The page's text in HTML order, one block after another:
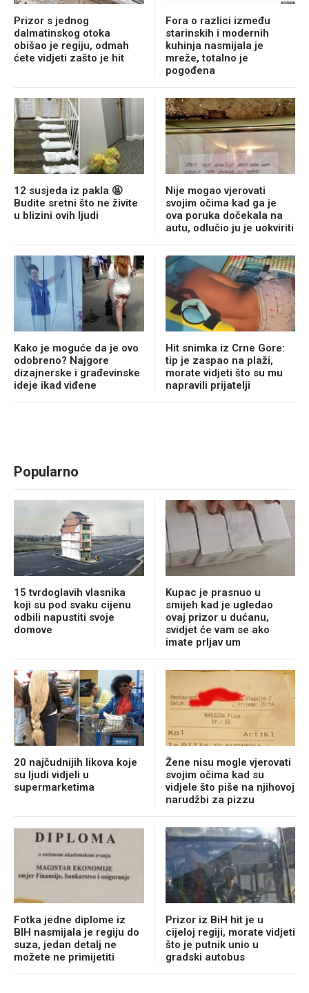
Prizor s jednog
dalmatinskog otoka
obišao je regiju, odmah
ćete vidjeti zašto je hit
Fora o razlici između
starinskih i modernih
kuhinja nasmijala je
mreže, totalno je
pogođena
12 susjeda iz pakla 🤬
Budite sretni što ne živite
u blizini ovih ljudi
Nije mogao vjerovati
svojim očima kad ga je
ova poruka dočekala na
autu, odlučio ju je uokviriti
Kako je moguće da je ovo
odobreno? Najgore
dizajnerske i građevinske
ideje ikad viđene
Hit snimka iz Crne Gore:
tip je zaspao na plaži,
morate vidjeti što su mu
napravili prijatelji
Popularno
15 tvrdoglavih vlasnika
koji su pod svaku cijenu
odbili napustiti svoje
domove
Kupac je prasnuo u
smijeh kad je ugledao
ovaj prizor u dućanu,
svidjet će vam se ako
imate prljav um
20 najčudnijih likova koje
su ljudi vidjeli u
supermarketima
Žene nisu mogle vjerovati
svojim očima kad su
vidjele što piše na njihovoj
narudžbi za pizzu
Fotka jedne diplome iz
BIH nasmijala je regiju do
suza, jedan detalj ne
možete ne primijetiti
Prizor iz BiH hit je u
cijeloj regiji, morate vidjeti
što je putnik unio u
gradski autobus